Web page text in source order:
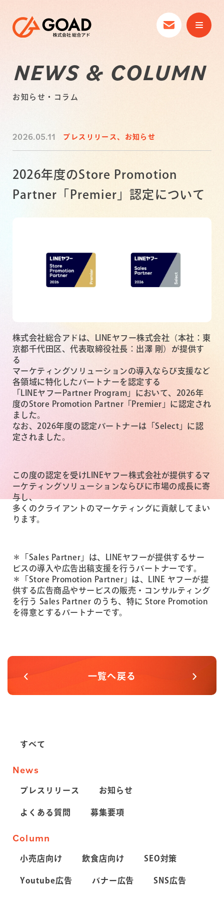
NEWS & COLUMN
お知らせ・コラム
2026.05.11 プレスリリース、お知らせ
2026年度のStore Promotion
Partner「Premier」認定について
株式会社総合アドは、LINEヤフー株式会社（本社：東
京都千代田区、代表取締役社長：出澤 剛）が提供す
る
マーケティングソリューションの導入ならび支援など
各領域に特化したパートナーを認定する
「LINEヤフーPartner Program」において、2026年
度のStore Promotion Partner「Premier」に認定され
ました。
なお、2026年度の認定パートナーは「Select」に認
定されました。
この度の認定を受けLINEヤフー株式会社が提供するマ
ーケティングソリューションならびに市場の成⻑に寄
与し、
多くのクライアントのマーケティングに貢献してまい
ります。
＊「Sales Partner」は、LINEヤフーが提供するサー
ビスの導入や広告出稿支援を行うパートナーです。
＊「Store Promotion Partner」は、LINE ヤフーが提
供する広告商品やサービスの販売・コンサルティング
を行う Sales Partner のうち、特に Store Promotion
を得意とするパートナーです。
一覧へ戻る
すべて
News
プレスリリース お知らせ
よくある質問 募集要項
Column
小売店向け 飲食店向け SEO対策
Youtube広告 バナー広告 SNS広告